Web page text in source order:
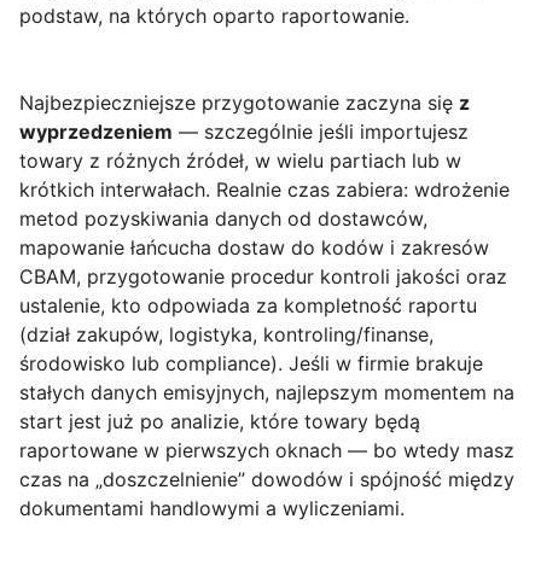
podstaw, na których oparto raportowanie.
Najbezpieczniejsze przygotowanie zaczyna się z
wyprzedzeniem — szczególnie jeśli importujesz
towary z różnych źródeł, w wielu partiach lub w
krótkich interwałach. Realnie czas zabiera: wdrożenie
metod pozyskiwania danych od dostawców,
mapowanie łańcucha dostaw do kodów i zakresów
CBAM, przygotowanie procedur kontroli jakości oraz
ustalenie, kto odpowiada za kompletność raportu
(dział zakupów, logistyka, kontroling/finanse,
środowisko lub compliance). Jeśli w firmie brakuje
stałych danych emisyjnych, najlepszym momentem na
start jest już po analizie, które towary będą
raportowane w pierwszych oknach — bo wtedy masz
czas na „doszczelnienie” dowodów i spójność między
dokumentami handlowymi a wyliczeniami.